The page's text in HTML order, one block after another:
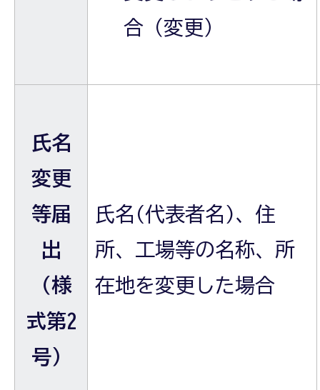
合（変更）
氏名
変更
等届
出
（様
式第2
号）
氏名(代表者名)、住
所、工場等の名称、所
在地を変更した場合